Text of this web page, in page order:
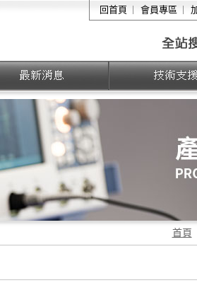
回首頁 會員專區
首頁